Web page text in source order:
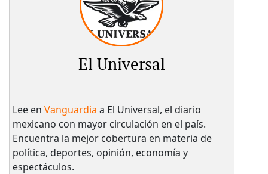
El Universal
Lee en Vanguardia a El Universal, el diario
mexicano con mayor circulación en el país.​
Encuentra la mejor cobertura en materia de
política, deportes, opinión, economía y
espectáculos.